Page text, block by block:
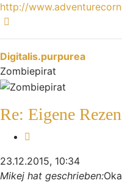
http://
Digitalis.purpurea
Zombiepirat
Re: Eigene
23.12.2015, 10:34
Mikej hat geschrieben: